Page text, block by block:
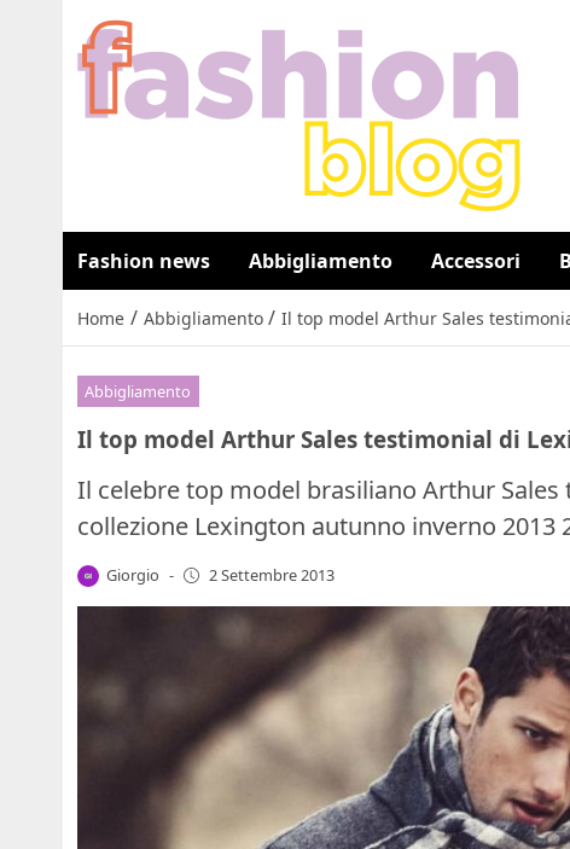
Fashion news Abbigliamento Accessori
Home / Abbigliamento / Il top model Arthur Sales
Abbigliamento
Il top model Arthur Sales testimonial di
Il celebre top model brasiliano Arthur
collezione Lexington autunno inverno 2013
Giorgio - 2 Settembre 2013